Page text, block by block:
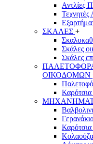
Αντλίες
Τεχνητές
ΣΚΑΛΕΣ +
Σκάλες
Σκάλες
ΟΙΚΟΔΟΜΩΝ
Καρότσια
Κολαούζα